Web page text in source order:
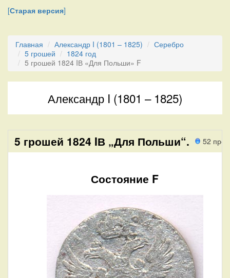
[Старая версия]
Главная Александр I (1801 – 1825)
Серебро
5 грошей
1824 год
5 грошей 1824 IВ «Для Польши» F
Александр I (1801 – 1825)
52
5 грошей 1824 IВ „Для Польши“.
Состояние F